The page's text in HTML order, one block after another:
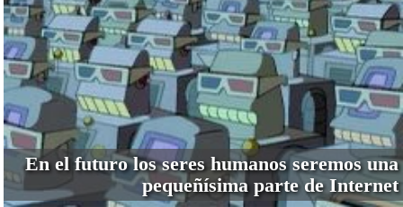
En el futuro los seres humanos seremos una
pequeñísima parte de Internet